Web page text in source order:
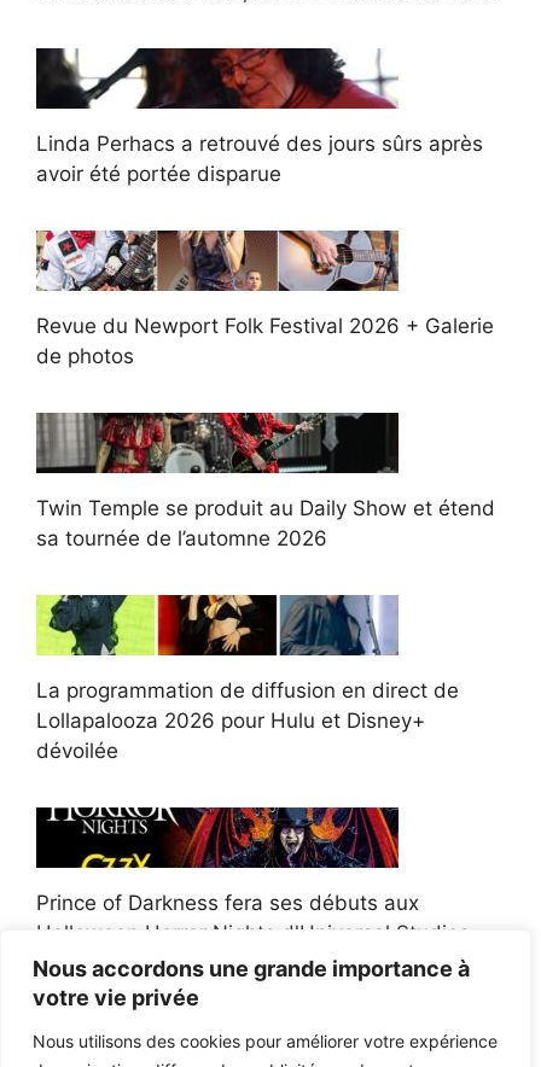
Nous accordons une grande importance à
votre vie privée
Nous utilisons des cookies pour améliorer votre expérience
Linda Perhacs a retrouvé des jours sûrs après
avoir été portée disparue
Revue du Newport Folk Festival 2026 + Galerie
de photos
Twin Temple se produit au Daily Show et étend
sa tournée de l’automne 2026
La programmation de diffusion en direct de
Lollapalooza 2026 pour Hulu et Disney+
dévoilée
Prince of Darkness fera ses débuts aux
Halloween Horror Nights d'Universal Studios